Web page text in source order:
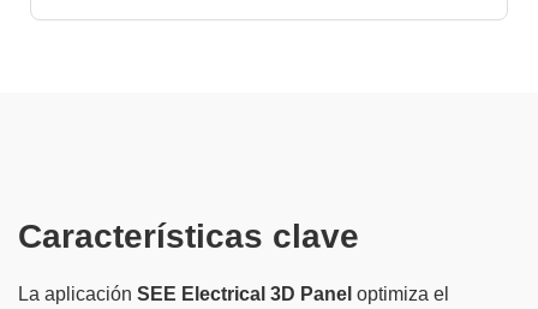
Características clave
La aplicación SEE Electrical 3D Panel optimiza el